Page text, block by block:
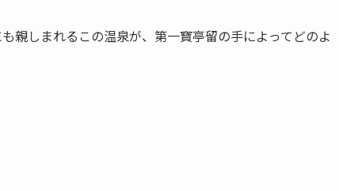
親しまれるこの温泉が、第一寶亭留の手によってどのよ